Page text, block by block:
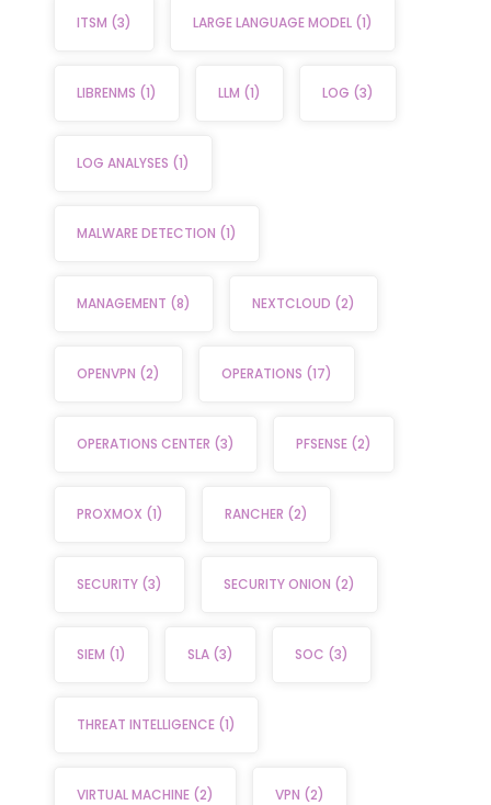
ITSM (3) LARGE LANGUAGE MODEL (1)
LIBRENMS (1) LLM (1) LOG (3)
LOG ANALYSES (1)
MALWARE DETECTION (1)
MANAGEMENT (8) NEXTCLOUD (2)
OPENVPN (2) OPERATIONS (17)
OPERATIONS CENTER (3) PFSENSE (2)
PROXMOX (1) RANCHER (2)
SECURITY (3) SECURITY ONION (2)
SIEM (1) SLA (3) SOC (3)
THREAT INTELLIGENCE (1)
VIRTUAL MACHINE (2) VPN (2)